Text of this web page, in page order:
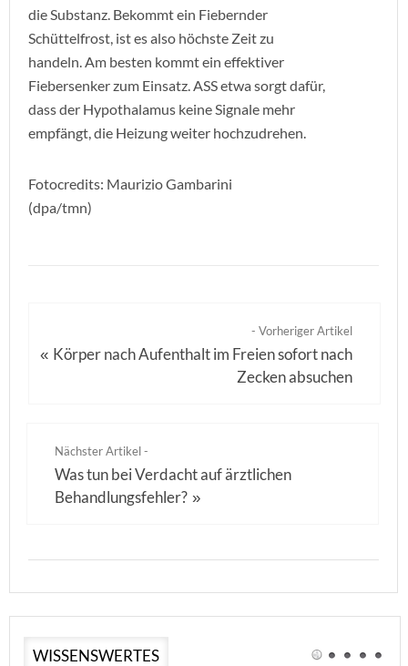
die Substanz. Bekommt ein Fiebernder
Schüttelfrost, ist es also höchste Zeit zu
handeln. Am besten kommt ein effektiver
Fiebersenker zum Einsatz. ASS etwa sorgt dafür,
dass der Hypothalamus keine Signale mehr
empfängt, die Heizung weiter hochzudrehen.
Fotocredits: Maurizio Gambarini
(dpa/tmn)
- Vorheriger Artikel
« Körper nach Aufenthalt im Freien sofort nach
Zecken absuchen
Nächster Artikel -
Was tun bei Verdacht auf ärztlichen
Behandlungsfehler? »
WISSENSWERTES